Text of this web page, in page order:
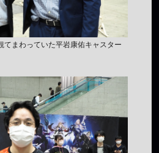
てまわっていた平岩康佑キャスター